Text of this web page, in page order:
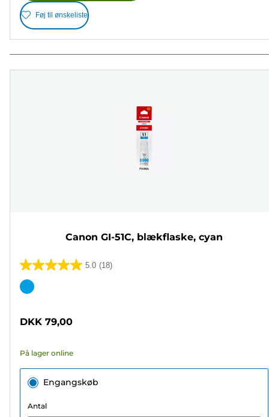
Føj til ønskeliste
Canon GI-51C, blækflaske, cyan
5.0 (18)
5.0
ud
stjerner.
anmeldelser
Farvepatron
DKK 79,00
På lager online
Engangskøb
Antal